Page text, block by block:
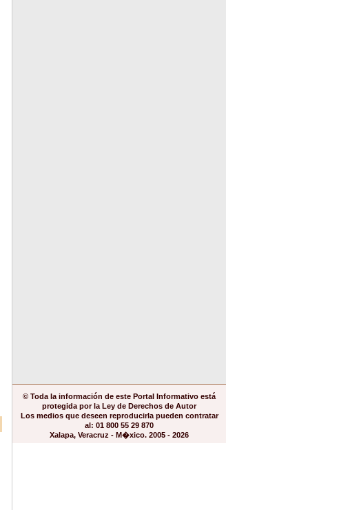
© Toda la información de este Portal Informativo está
protegida por la Ley de Derechos de Autor
Los medios que deseen reproducirla pueden contratar
al: 01 800 55 29 870
Xalapa, Veracruz - M�xico. 2005 - 2026